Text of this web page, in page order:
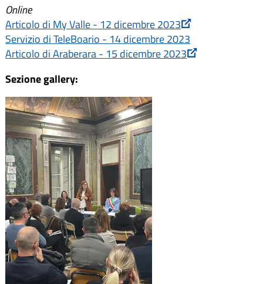
Online
Articolo di My Valle - 12 dicembre 2023
Servizio di TeleBoario - 14 dicembre 2023
Articolo di Araberara - 15 dicembre 2023
Sezione gallery: